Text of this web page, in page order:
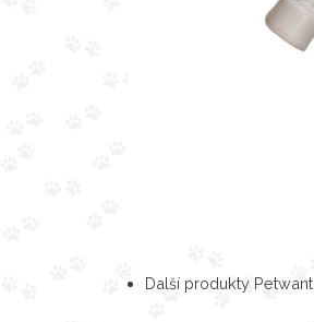
Další produkty Petwant